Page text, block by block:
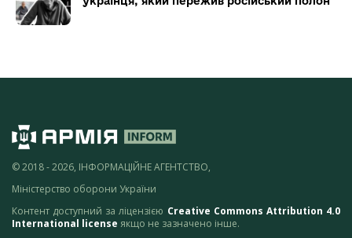
© 2018 - 2026, ІНФОРМАЦІЙНЕ АГЕНТСТВО,
Міністерство оборони України
Контент доступний за ліцензією Creative Commons Attribution 4.0
International license якщо не зазначено інше.